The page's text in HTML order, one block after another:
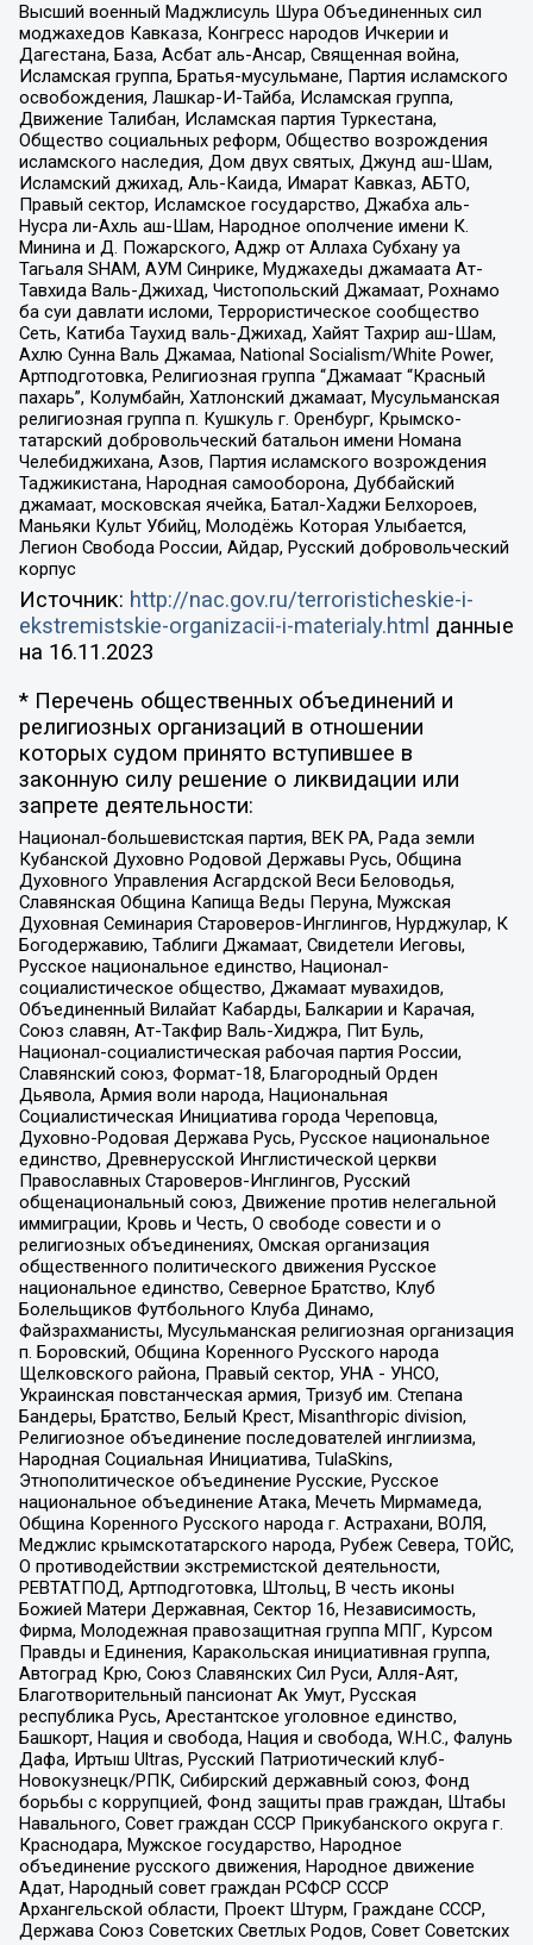
Высший военный Маджлисуль Шура Объединенных сил
моджахедов Кавказа, Конгресс народов Ичкерии и
Дагестана, База, Асбат аль-Ансар, Священная война,
Исламская группа, Братья-мусульмане, Партия исламского
освобождения, Лашкар-И-Тайба, Исламская группа,
Движение Талибан, Исламская партия Туркестана,
Общество социальных реформ, Общество возрождения
исламского наследия, Дом двух святых, Джунд аш-Шам,
Исламский джихад, Аль-Каида, Имарат Кавказ, АБТО,
Правый сектор, Исламское государство, Джабха аль-
Нусра ли-Ахль аш-Шам, Народное ополчение имени К.
Минина и Д. Пожарского, Аджр от Аллаха Субхану уа
Тагьаля SHAM, АУМ Синрике, Муджахеды джамаата Ат-
Тавхида Валь-Джихад, Чистопольский Джамаат, Рохнамо
ба суи давлати исломи, Террористическое сообщество
Сеть, Катиба Таухид валь-Джихад, Хайят Тахрир аш-Шам,
Ахлю Сунна Валь Джамаа, National Socialism/White Power,
Артподготовка, Религиозная группа “Джамаат “Красный
пахарь”, Колумбайн, Хатлонский джамаат, Мусульманская
религиозная группа п. Кушкуль г. Оренбург, Крымско-
татарский добровольческий батальон имени Номана
Челебиджихана, Азов, Партия исламского возрождения
Таджикистана, Народная самооборона, Дуббайский
джамаат, московская ячейка, Батал-Хаджи Белхороев,
Маньяки Культ Убийц, Молодёжь Которая Улыбается,
Легион Свобода России, Айдар, Русский добровольческий
корпус
Источник: http://nac.gov.ru/terroristicheskie-i-
ekstremistskie-organizacii-i-materialy.html данные
на 16.11.2023
* Перечень общественных объединений и
религиозных организаций в отношении
которых судом принято вступившее в
законную силу решение о ликвидации или
запрете деятельности:
Национал-большевистская партия, ВЕК РА, Рада земли
Кубанской Духовно Родовой Державы Русь, Община
Духовного Управления Асгардской Веси Беловодья,
Славянская Община Капища Веды Перуна, Мужская
Духовная Семинария Староверов-Инглингов, Нурджулар, К
Богодержавию, Таблиги Джамаат, Свидетели Иеговы,
Русское национальное единство, Национал-
социалистическое общество, Джамаат мувахидов,
Объединенный Вилайат Кабарды, Балкарии и Карачая,
Союз славян, Ат-Такфир Валь-Хиджра, Пит Буль,
Национал-социалистическая рабочая партия России,
Славянский союз, Формат-18, Благородный Орден
Дьявола, Армия воли народа, Национальная
Социалистическая Инициатива города Череповца,
Духовно-Родовая Держава Русь, Русское национальное
единство, Древнерусской Инглистической церкви
Православных Староверов-Инглингов, Русский
общенациональный союз, Движение против нелегальной
иммиграции, Кровь и Честь, О свободе совести и о
религиозных объединениях, Омская организация
общественного политического движения Русское
национальное единство, Северное Братство, Клуб
Болельщиков Футбольного Клуба Динамо,
Файзрахманисты, Мусульманская религиозная организация
п. Боровский, Община Коренного Русского народа
Щелковского района, Правый сектор, УНА - УНСО,
Украинская повстанческая армия, Тризуб им. Степана
Бандеры, Братство, Белый Крест, Misanthropic division,
Религиозное объединение последователей инглиизма,
Народная Социальная Инициатива, TulaSkins,
Этнополитическое объединение Русские, Русское
национальное объединение Атака, Мечеть Мирмамеда,
Община Коренного Русского народа г. Астрахани, ВОЛЯ,
Меджлис крымскотатарского народа, Рубеж Севера, ТОЙС,
О противодействии экстремистской деятельности,
РЕВТАТПОД, Артподготовка, Штольц, В честь иконы
Божией Матери Державная, Сектор 16, Независимость,
Фирма, Молодежная правозащитная группа МПГ, Курсом
Правды и Единения, Каракольская инициативная группа,
Автоград Крю, Союз Славянских Сил Руси, Алля-Аят,
Благотворительный пансионат Ак Умут, Русская
республика Русь, Арестантское уголовное единство,
Башкорт, Нация и свобода, Нация и свобода, W.H.С., Фалунь
Дафа, Иртыш Ultras, Русский Патриотический клуб-
Новокузнецк/РПК, Сибирский державный союз, Фонд
борьбы с коррупцией, Фонд защиты прав граждан, Штабы
Навального, Совет граждан СССР Прикубанского округа г.
Краснодара, Мужское государство, Народное
объединение русского движения, Народное движение
Адат, Народный совет граждан РСФСР СССР
Архангельской области, Проект Штурм, Граждане СССР,
Держава Союз Советских Светлых Родов, Совет Советских